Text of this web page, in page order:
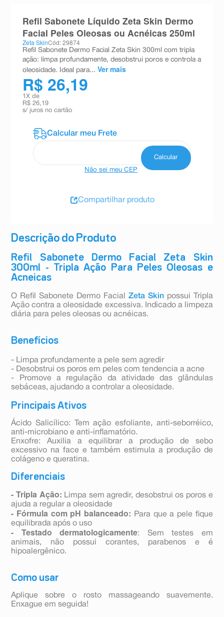
Descrição do Produto
Refil Sabonete Dermo Facial Zeta Skin
300ml - Tripla Ação Para Peles Oleosas e
Acneicas
O Refil Sabonete Dermo Facial Zeta Skinpossui Tripla
Ação contra a oleosidade excessiva. Indicado a limpeza
diária para peles oleosas ou acnéicas.
Benefícios
- Limpa profundamente a pele sem agredir
- Desobstrui os poros em peles com tendencia a acne
- Promove a regulação da atividade das glândulas
sebáceas, ajudando a controlar a oleosidade.
Principais Ativos
Ácido Salicílico: Tem ação esfoliante, anti-seborréico,
anti-microbiano e anti-inflamatório.
Enxofre: Auxilia a equilibrar a produção de sebo
excessivo na face e também estimula a produção de
colágeno e queratina.
Diferenciais
- Tripla Ação: Limpa sem agredir, desobstrui os poros e
ajuda a regular a oleosidade
- Fórmula com pH balanceado: Para que a pele fique
equilibrada após o uso
- Testado dermatologicamente: Sem testes em
animais, não possui corantes, parabenos e é
hipoalergênico.
Como usar
Aplique sobre o rosto massageando suavemente.
Enxague em seguida!
Refil Sabonete Líquido Zeta Skin Dermo
Facial Peles Oleosas ou Acnéicas 250ml
Zeta SkinCód: 29874
Refil Sabonete Dermo Facial Zeta Skin 300ml com tripla
ação: limpa profundamente, desobstrui poros e controla a
oleosidade. Ideal para... Ver mais
R$ 26,19
1 X de
R$ 26,19
s/ juros no cartão
Não sei meu CEP
Compartilhar produto
teste gravidez
10ºesmalte